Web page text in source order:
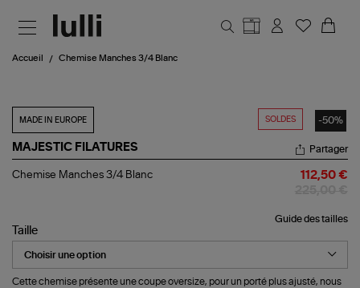
Accueil Chemise Manches 3/4 Blanc
SOLDES -50%
MADE IN EUROPE
MAJESTIC FILATURES
Chemise
Partager
Chemise Manches 3/4 Blanc 112,50 €
Guide des tailles
Taille
Cette chemise présente une coupe oversize, pour un porté plus ajusté, nous